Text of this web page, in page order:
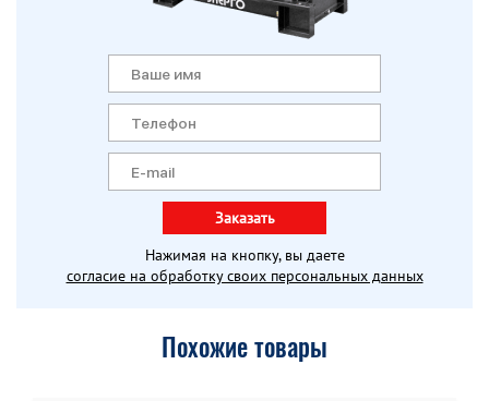
Заказать
Нажимая на кнопку, вы даете
согласие на обработку своих персональных данных
Похожие товары